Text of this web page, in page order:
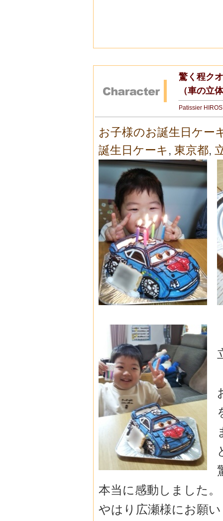
驚く程ク
（車の立
Patissier
お子様のお誕生日ケー
誕生日ケーキ , 東京都,
本当に感動しました。
やはり広瀬様にお願